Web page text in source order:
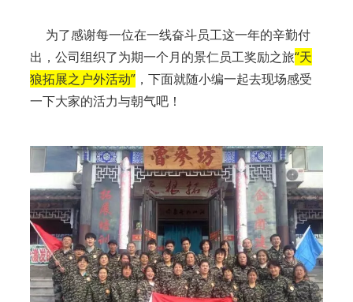
为了感谢每一位在一线奋斗员工这一年的辛勤付
出，公司组织了为期一个月的景仁员工奖励之旅“天
狼拓展之户外活动”，下面就随小编一起去现场感受
一下大家的活力与朝气吧！